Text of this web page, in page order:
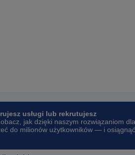
usługi lub rekrutujesz
jak dzięki naszym rozwiązaniom dla
do milionów użytkowników — i osiągnąć